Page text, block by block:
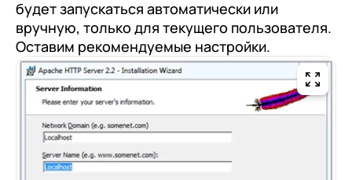
будет запускаться автоматически или
вручную, только для текущего пользователя.
Оставим рекомендуемые настройки.